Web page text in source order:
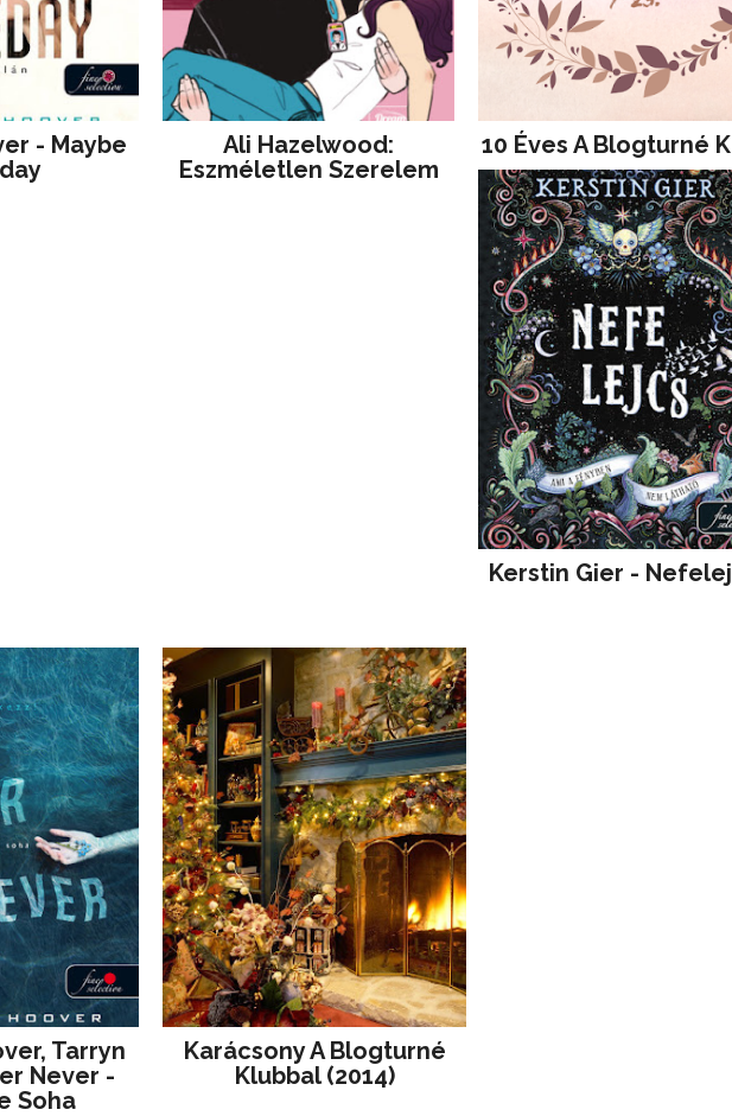
- Maybe
Ali Hazelwood:
Eszméletlen Szerelem
10 Éves A Blogturné
Kerstin Gier -
Tarryn
Never -
Soha
Karácsony A Blogturné
Klubbal (2014)